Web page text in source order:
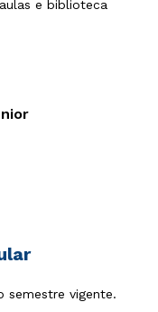
e biblioteca
um método efetivo
semestre vigente.